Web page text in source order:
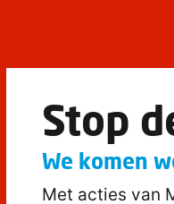
Stop
We komen
Met acties van